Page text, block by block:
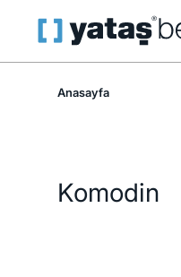
Anasayfa
Komodin